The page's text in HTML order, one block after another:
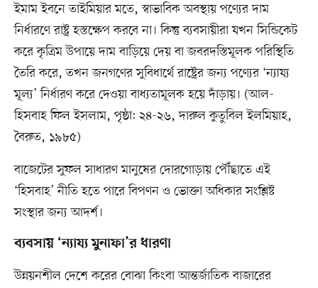
ইমাম ইবনে তাইমিয়ার মতে, স্বাভাবিক অবস্থায় পণ্যের দাম
নির্ধারণে রাষ্ট্র হস্তক্ষেপ করবে না। কিন্তু ব্যবসায়ীরা যখন সিন্ডিকেট
করে কৃত্রিম উপায়ে দাম বাড়িয়ে দেয় বা জবরদস্তিমূলক পরিস্থিতি
তৈরি করে, তখন জনগণের সুবিধার্থে রাষ্ট্রের জন্য পণ্যের ‘ন্যায্য
মূল্য’ নির্ধারণ করে দেওয়া বাধ্যতামূলক হয়ে দাঁড়ায়। (আল-
হিসবাহ ফিল ইসলাম, পৃষ্ঠা: ২৪-২৬, দারুল কুতুবিল ইলমিয়াহ,
বৈরুত, ১৯৮৫)
বাজেটের সুফল সাধারণ মানুষের দোরগোড়ায় পৌঁছাতে এই
‘হিসবাহ’ নীতি হতে পারে বিপণন ও ভোক্তা অধিকার সংশ্লিষ্ট
সংস্থার জন্য আদর্শ।
ব্যবসায় ‘ন্যায্য মুনাফা’র ধারণা
উন্নয়নশীল দেশে করের বোঝা কিংবা আন্তর্জাতিক বাজারের